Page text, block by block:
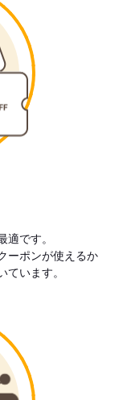
です。
ーポンが使えるか
ています。